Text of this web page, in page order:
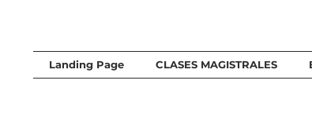
Landing Page CLASES MAGISTRALES